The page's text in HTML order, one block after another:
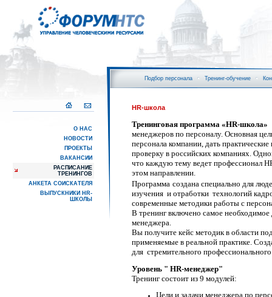
О НАС
НОВОСТИ
ПРОЕКТЫ
ВАКАНСИИ
РАСПИСАНИЕ
ТРЕНИНГОВ
АНКЕТА СОИСКАТЕЛЯ
ВЫПУСКНИКИ HR-
ШКОЛЫ
Подбор персонала Тренинг-обучение
HR-школа
Тренинговая программа «HR-школа»
менеджеров по персоналу. Основная
персонала компании, дать
проверку в российских компаниях.
что каждую тему ведет профессионал
этом направлении.
Программа создана специально для
изучения и отработки технологий
современные методики работы с
В тренинг включено самое
менеджера.
Вы получите кейс методик в области
применяемые в реальной практике.
для стремительного
Уровень " HR-менеджер"
Тренинг состоит из 9 модулей:
Цели и задачи менеджера по